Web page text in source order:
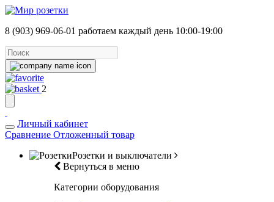
8 (903) 969-06-01 работаем каждый день 10:00-19:00
2
Личный кабинет
Сравнение Отложенный товар
Розетки и выключатели
Вернуться в меню
Категории оборудования